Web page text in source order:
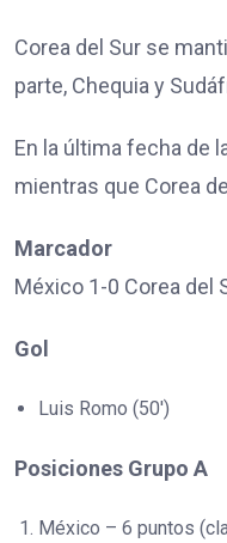
Corea del Sur se
parte, Chequia y
En la última fecha de
mientras que Corea
Marcador
México 1-0 Corea del
Gol
Luis Romo (50′)
Posiciones Grupo A
México – 6 puntos